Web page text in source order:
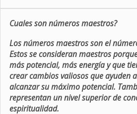
Cuales son números maestros?
Los números maestros son el
Estos se consideran maestros
más potencial, más energía y que
crear cambios valiosos que ayuden
alcanzar su máximo potencial.
representan un nivel superior de
espiritualidad.